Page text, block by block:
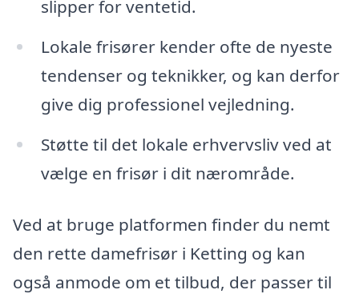
slipper for ventetid.
Lokale frisører kender ofte de nyeste
tendenser og teknikker, og kan derfor
give dig professionel vejledning.
Støtte til det lokale erhvervsliv ved at
vælge en frisør i dit nærområde.
Ved at bruge platformen finder du nemt
den rette damefrisør i Ketting og kan
også anmode om et tilbud, der passer til